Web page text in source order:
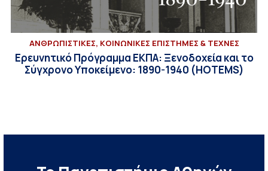
ΑΝΘΡΩΠΙΣΤΙΚΕΣ, ΚΟΙΝΩΝΙΚΕΣ ΕΠΙΣΤΗΜΕΣ & ΤΕΧΝΕΣ
Ερευνητικό Πρόγραμμα ΕΚΠΑ: Ξενοδοχεία και το
Σύγχρονο Υποκείμενο: 1890-1940 (HOTEMS)